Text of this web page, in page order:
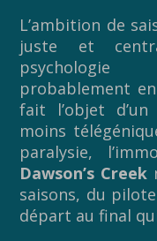
L’ambition de
juste et
psychologie
probablement
fait l’objet
moins
paralysie,
Dawson’s Creek
saisons, du
départ au final